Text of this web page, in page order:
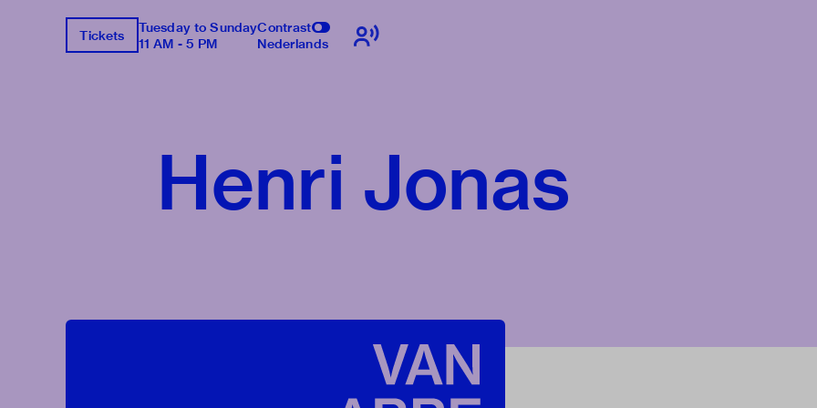
Tickets
Tuesday to Sunday
11 AM - 5 PM
Contrast
Nederlands
Henri Jonas